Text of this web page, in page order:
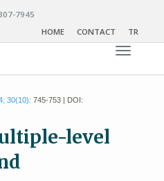
7945
HOME
CONTACT TR
Toggle
30(10): 745-753 | DOI:
level